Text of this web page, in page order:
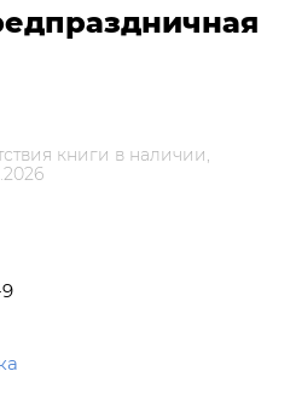
книги в наличии,